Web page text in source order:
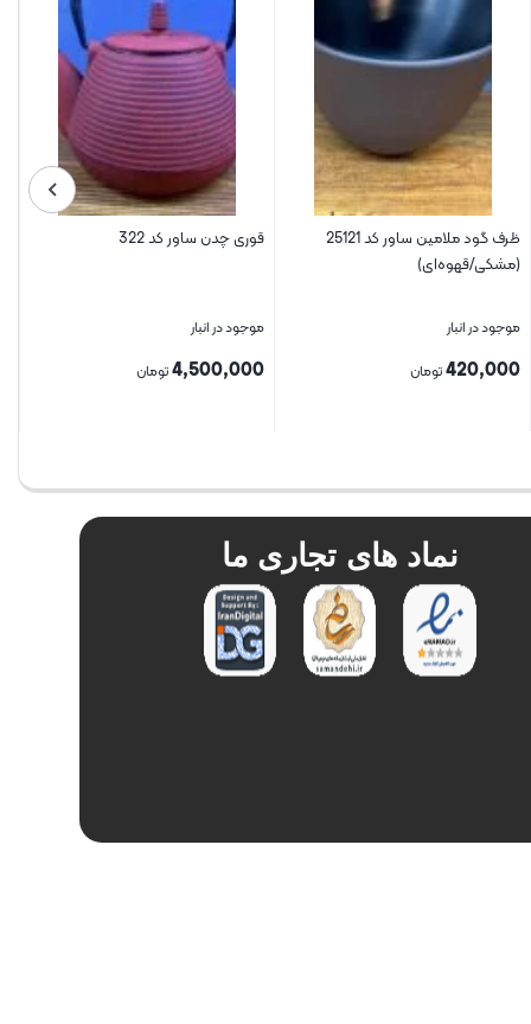
قوری چدن ساور کد 322
موجود در انبار
4,500,000تومان
موجود در انبار
420,000تومان
نماد های تجاری ما